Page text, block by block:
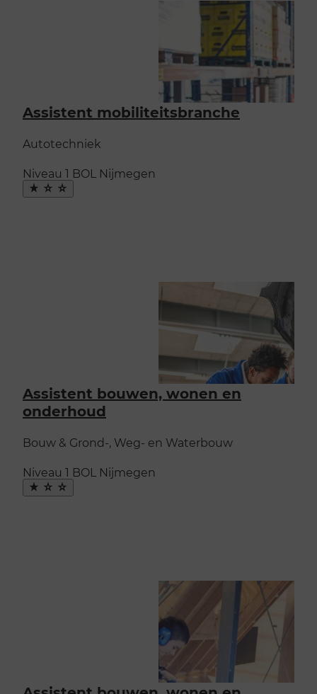
Assistent mobiliteitsbranche
Autotechniek
Niveau 1 BOL Nijmegen
Maak
favoriet
Assistent bouwen, wonen en
onderhoud
Bouw & Grond-, Weg- en Waterbouw
Niveau 1 BOL Nijmegen
Maak
favoriet